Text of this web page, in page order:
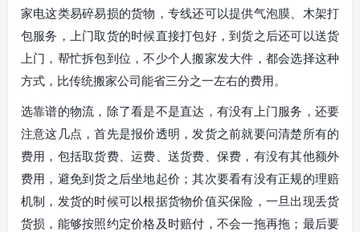
家电这类易碎易损的货物，专线还可以提供气泡膜、木架打
包服务，上门取货的时候直接打包好，到货之后还可以送货
上门，帮忙拆包到位，不少个人搬家发大件，都会选择这种
方式，比传统搬家公司能省三分之一左右的费用。
选靠谱的物流，除了看是不是直达，有没有上门服务，还要
注意这几点，首先是报价透明，发货之前就要问清楚所有的
费用，包括取货费、运费、送货费、保费，有没有其他额外
费用，避免到货之后坐地起价；其次要看有没有正规的理赔
机制，发货的时候可以根据货物价值买保险，一旦出现丢货
货损，能够按照约定价格及时赔付，不会一拖再拖；最后要